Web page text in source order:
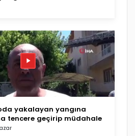
yakalayan yangına
tencere geçirip müdahale